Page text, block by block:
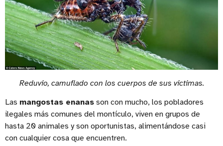
Reduvio, camuflado con los cuerpos de sus victimas.
Las mangostas enanas son con mucho, los pobladores
ilegales más comunes del montículo, viven en grupos de
hasta 20 animales y son oportunistas, alimentándose casi
con cualquier cosa que encuentren.